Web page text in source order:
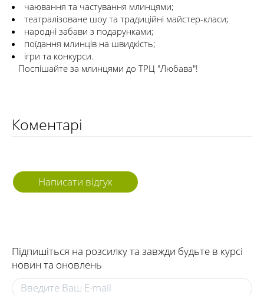
чаювання та частування млинцями;
театралізоване шоу та традиційні майстер-класи;
народні забави з подарунками;
поїдання млинців на швидкість;
ігри та конкурси.
⠀Поспішайте за млинцями до ТРЦ "Любава"!
Коментарі
Написати відгук
Підпишіться на розсилку та завжди будьте в курсі
новин та оновлень